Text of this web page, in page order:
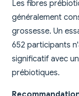
Les fibres
généralement
grossesse. Un
652 participants
significatif avec
prébiotiques.